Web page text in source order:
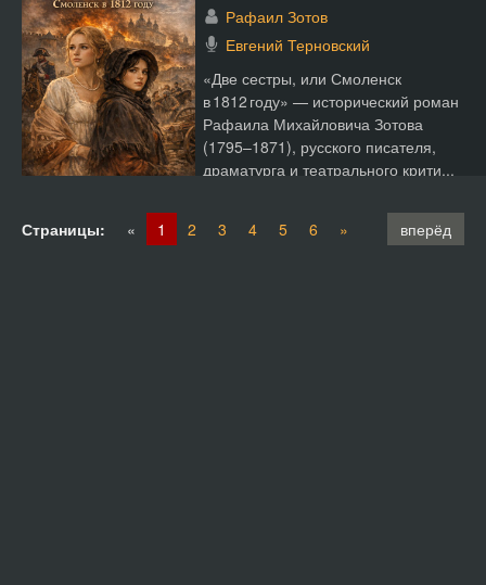
Рафаил Зотов
Евгений Терновский
«Две сестры, или Смоленск
в 1812 году» — исторический роман
Рафаила Михайловича Зотова
(1795–1871), русского писателя,
драматурга и театрального крити...
вперёд
Страницы: « 1 2 3 4 5 6 »